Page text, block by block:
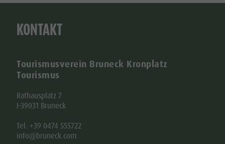
KONTAKT
Tourismusverein Bruneck Kronplatz
Tourismus
Rathausplatz 7
I-39031 Bruneck
Tel. +39 0474 555722
info@bruneck.com